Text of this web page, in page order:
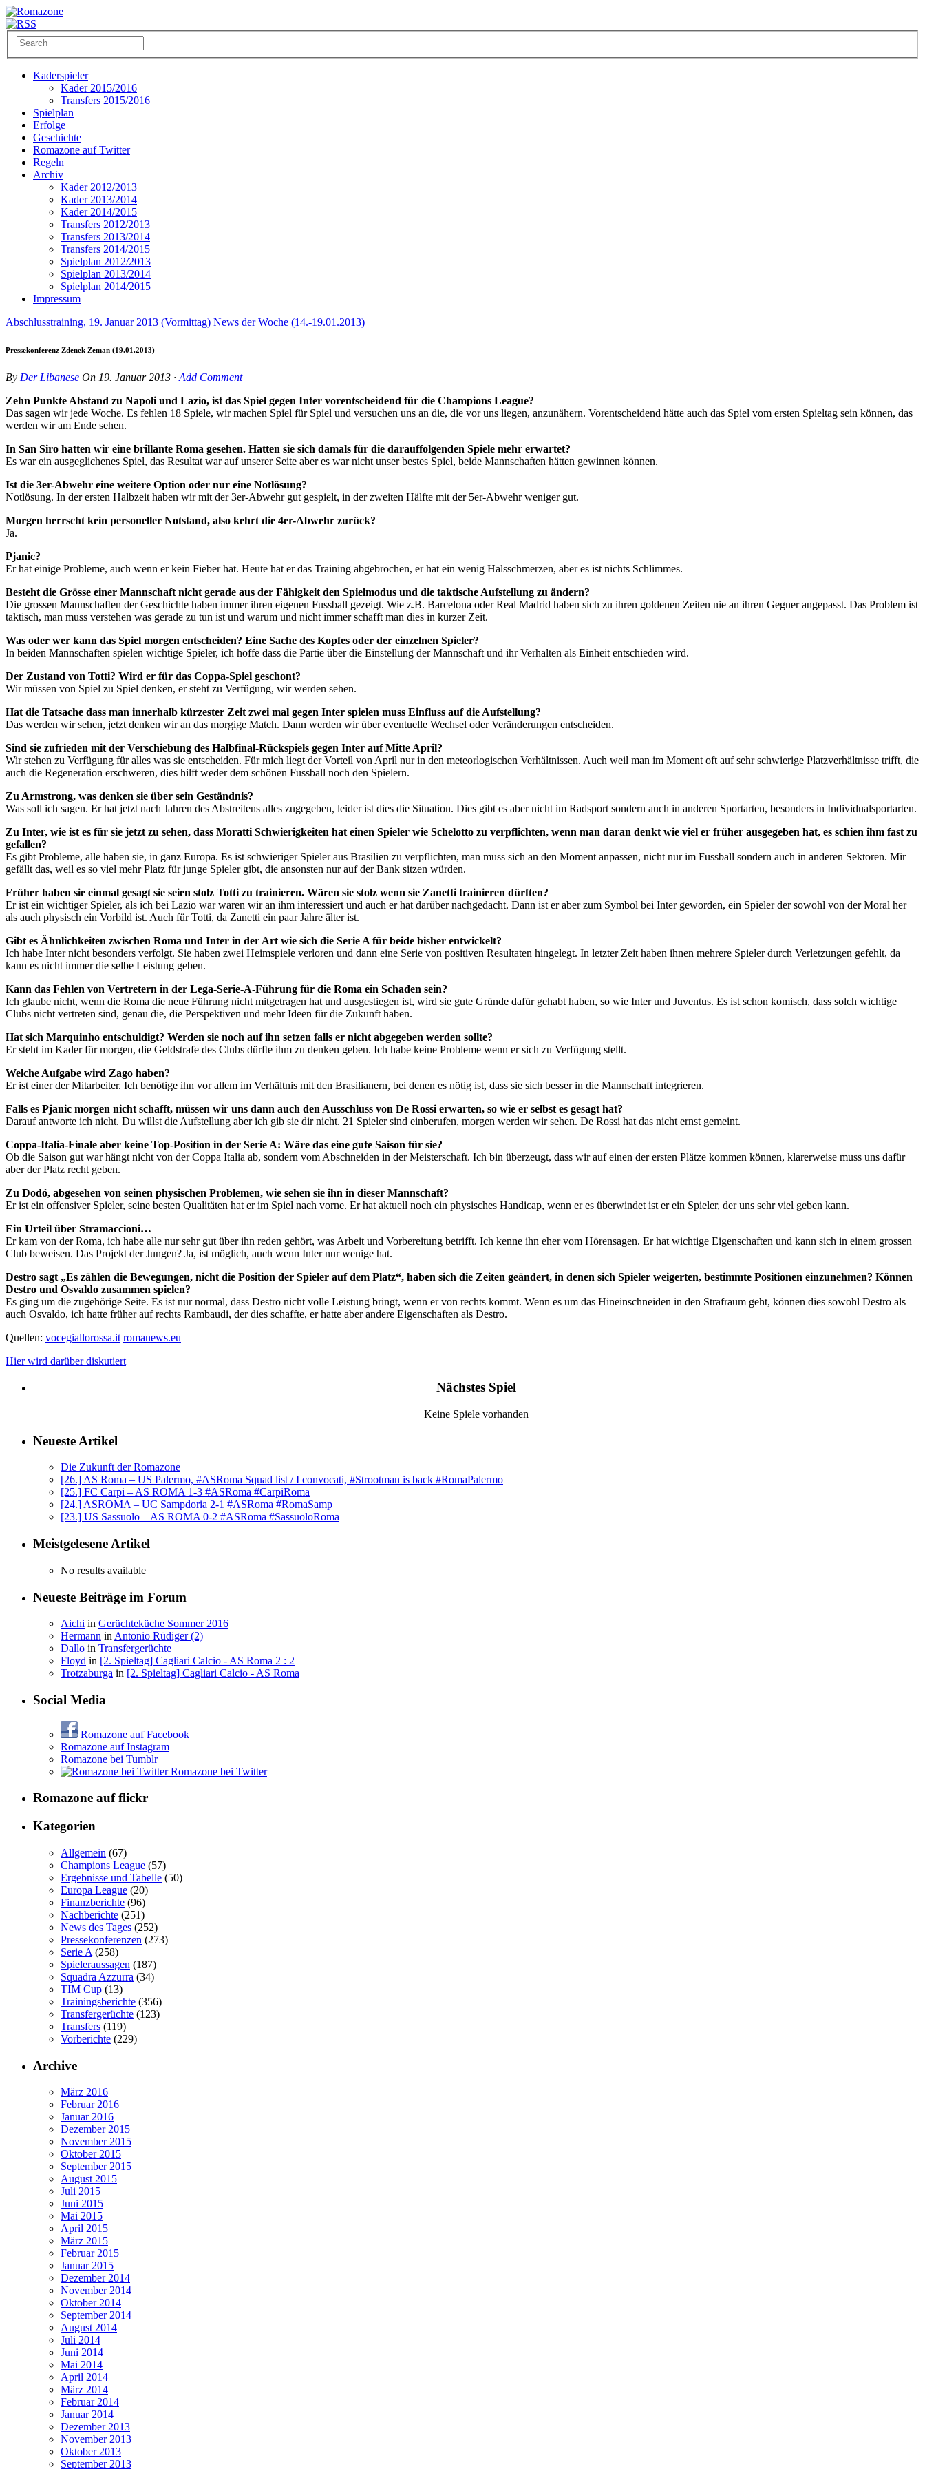
Kaderspieler
Kader 2015/2016
Transfers 2015/2016
Spielplan
Erfolge
Geschichte
Romazone auf Twitter
Regeln
Archiv
Kader 2012/2013
Kader 2013/2014
Kader 2014/2015
Transfers 2012/2013
Transfers 2013/2014
Transfers 2014/2015
Spielplan 2012/2013
Spielplan 2013/2014
Spielplan 2014/2015
Impressum
Abschlusstraining, 19. Januar 2013 (Vormittag) News der Woche (14.-19.01.2013)
Pressekonferenz Zdenek Zeman (19.01.2013)
By Der Libanese On 19. Januar 2013 · Add Comment
Zehn Punkte Abstand zu Napoli und Lazio, ist das Spiel gegen Inter vorentscheidend für die Champions League?
Das sagen wir jede Woche. Es fehlen 18 Spiele, wir machen Spiel für Spiel und versuchen uns an die, die vor uns liegen, anzunähern. Vorentscheidend hätte auch das Spiel vom ersten Spieltag sein können, das
werden wir am Ende sehen.
In San Siro hatten wir eine brillante Roma gesehen. Hatten sie sich damals für die darauffolgenden Spiele mehr erwartet?
Es war ein ausgeglichenes Spiel, das Resultat war auf unserer Seite aber es war nicht unser bestes Spiel, beide Mannschaften hätten gewinnen können.
Ist die 3er-Abwehr eine weitere Option oder nur eine Notlösung?
Notlösung. In der ersten Halbzeit haben wir mit der 3er-Abwehr gut gespielt, in der zweiten Hälfte mit der 5er-Abwehr weniger gut.
Morgen herrscht kein personeller Notstand, also kehrt die 4er-Abwehr zurück?
Ja.
Pjanic?
Er hat einige Probleme, auch wenn er kein Fieber hat. Heute hat er das Training abgebrochen, er hat ein wenig Halsschmerzen, aber es ist nichts Schlimmes.
Besteht die Grösse einer Mannschaft nicht gerade aus der Fähigkeit den Spielmodus und die taktische Aufstellung zu ändern?
Die grossen Mannschaften der Geschichte haben immer ihren eigenen Fussball gezeigt. Wie z.B. Barcelona oder Real Madrid haben sich zu ihren goldenen Zeiten nie an ihren Gegner angepasst. Das Problem ist
taktisch, man muss verstehen was gerade zu tun ist und warum und nicht immer schafft man dies in kurzer Zeit.
Was oder wer kann das Spiel morgen entscheiden? Eine Sache des Kopfes oder der einzelnen Spieler?
In beiden Mannschaften spielen wichtige Spieler, ich hoffe dass die Partie über die Einstellung der Mannschaft und ihr Verhalten als Einheit entschieden wird.
Der Zustand von Totti? Wird er für das Coppa-Spiel geschont?
Wir müssen von Spiel zu Spiel denken, er steht zu Verfügung, wir werden sehen.
Hat die Tatsache dass man innerhalb kürzester Zeit zwei mal gegen Inter spielen muss Einfluss auf die Aufstellung?
Das werden wir sehen, jetzt denken wir an das morgige Match. Dann werden wir über eventuelle Wechsel oder Veränderungen entscheiden.
Sind sie zufrieden mit der Verschiebung des Halbfinal-Rückspiels gegen Inter auf Mitte April?
Wir stehen zu Verfügung für alles was sie entscheiden. Für mich liegt der Vorteil von April nur in den meteorlogischen Verhältnissen. Auch weil man im Moment oft auf sehr schwierige Platzverhältnisse trifft, die
auch die Regeneration erschweren, dies hilft weder dem schönen Fussball noch den Spielern.
Zu Armstrong, was denken sie über sein Geständnis?
Was soll ich sagen. Er hat jetzt nach Jahren des Abstreitens alles zugegeben, leider ist dies die Situation. Dies gibt es aber nicht im Radsport sondern auch in anderen Sportarten, besonders in Individualsportarten.
Zu Inter, wie ist es für sie jetzt zu sehen, dass Moratti Schwierigkeiten hat einen Spieler wie Schelotto zu verpflichten, wenn man daran denkt wie viel er früher ausgegeben hat, es schien ihm fast zu
gefallen?
Es gibt Probleme, alle haben sie, in ganz Europa. Es ist schwieriger Spieler aus Brasilien zu verpflichten, man muss sich an den Moment anpassen, nicht nur im Fussball sondern auch in anderen Sektoren. Mir
gefällt das, weil es so viel mehr Platz für junge Spieler gibt, die ansonsten nur auf der Bank sitzen würden.
Früher haben sie einmal gesagt sie seien stolz Totti zu trainieren. Wären sie stolz wenn sie Zanetti trainieren dürften?
Er ist ein wichtiger Spieler, als ich bei Lazio war waren wir an ihm interessiert und auch er hat darüber nachgedacht. Dann ist er aber zum Symbol bei Inter geworden, ein Spieler der sowohl von der Moral her
als auch physisch ein Vorbild ist. Auch für Totti, da Zanetti ein paar Jahre älter ist.
Gibt es Ähnlichkeiten zwischen Roma und Inter in der Art wie sich die Serie A für beide bisher entwickelt?
Ich habe Inter nicht besonders verfolgt. Sie haben zwei Heimspiele verloren und dann eine Serie von positiven Resultaten hingelegt. In letzter Zeit haben ihnen mehrere Spieler durch Verletzungen gefehlt, da
kann es nicht immer die selbe Leistung geben.
Kann das Fehlen von Vertretern in der Lega-Serie-A-Führung für die Roma ein Schaden sein?
Ich glaube nicht, wenn die Roma die neue Führung nicht mitgetragen hat und ausgestiegen ist, wird sie gute Gründe dafür gehabt haben, so wie Inter und Juventus. Es ist schon komisch, dass solch wichtige
Clubs nicht vertreten sind, genau die, die Perspektiven und mehr Ideen für die Zukunft haben.
Hat sich Marquinho entschuldigt? Werden sie noch auf ihn setzen falls er nicht abgegeben werden sollte?
Er steht im Kader für morgen, die Geldstrafe des Clubs dürfte ihm zu denken geben. Ich habe keine Probleme wenn er sich zu Verfügung stellt.
Welche Aufgabe wird Zago haben?
Er ist einer der Mitarbeiter. Ich benötige ihn vor allem im Verhältnis mit den Brasilianern, bei denen es nötig ist, dass sie sich besser in die Mannschaft integrieren.
Falls es Pjanic morgen nicht schafft, müssen wir uns dann auch den Ausschluss von De Rossi erwarten, so wie er selbst es gesagt hat?
Darauf antworte ich nicht. Du willst die Aufstellung aber ich gib sie dir nicht. 21 Spieler sind einberufen, morgen werden wir sehen. De Rossi hat das nicht ernst gemeint.
Coppa-Italia-Finale aber keine Top-Position in der Serie A: Wäre das eine gute Saison für sie?
Ob die Saison gut war hängt nicht von der Coppa Italia ab, sondern vom Abschneiden in der Meisterschaft. Ich bin überzeugt, dass wir auf einen der ersten Plätze kommen können, klarerweise muss uns dafür
aber der Platz recht geben.
Zu Dodó, abgesehen von seinen physischen Problemen, wie sehen sie ihn in dieser Mannschaft?
Er ist ein offensiver Spieler, seine besten Qualitäten hat er im Spiel nach vorne. Er hat aktuell noch ein physisches Handicap, wenn er es überwindet ist er ein Spieler, der uns sehr viel geben kann.
Ein Urteil über Stramaccioni…
Er kam von der Roma, ich habe alle nur sehr gut über ihn reden gehört, was Arbeit und Vorbereitung betrifft. Ich kenne ihn eher vom Hörensagen. Er hat wichtige Eigenschaften und kann sich in einem grossen
Club beweisen. Das Projekt der Jungen? Ja, ist möglich, auch wenn Inter nur wenige hat.
Destro sagt „Es zählen die Bewegungen, nicht die Position der Spieler auf dem Platz“, haben sich die Zeiten geändert, in denen sich Spieler weigerten, bestimmte Positionen einzunehmen? Können
Destro und Osvaldo zusammen spielen?
Es ging um die zugehörige Seite. Es ist nur normal, dass Destro nicht volle Leistung bringt, wenn er von rechts kommt. Wenn es um das Hineinschneiden in den Strafraum geht, können dies sowohl Destro als
auch Osvaldo, ich hatte früher auf rechts Rambaudi, der dies schaffte, er hatte aber andere Eigenschaften als Destro.
Quellen: vocegiallorossa.it romanews.eu
Hier wird darüber diskutiert
Nächstes Spiel
Keine Spiele vorhanden
Neueste Artikel
Die Zukunft der Romazone
[26.] AS Roma – US Palermo, #ASRoma Squad list / I convocati, #Strootman is back #RomaPalermo
[25.] FC Carpi – AS ROMA 1-3 #ASRoma #CarpiRoma
[24.] ASROMA – UC Sampdoria 2-1 #ASRoma #RomaSamp
[23.] US Sassuolo – AS ROMA 0-2 #ASRoma #SassuoloRoma
Meistgelesene Artikel
No results available
Neueste Beiträge im Forum
Aichi in Gerüchteküche Sommer 2016
Hermann in Antonio Rüdiger (2)
Dallo in Transfergerüchte
Floyd in [2. Spieltag] Cagliari Calcio - AS Roma 2 : 2
Trotzaburga in [2. Spieltag] Cagliari Calcio - AS Roma
Social Media
Romazone auf Facebook
Romazone auf Instagram
Romazone bei Tumblr
Romazone bei Twitter
Romazone aufflickr
Kategorien
Allgemein (67)
Champions League (57)
Ergebnisse und Tabelle (50)
Europa League (20)
Finanzberichte (96)
Nachberichte (251)
News des Tages (252)
Pressekonferenzen (273)
Serie A (258)
Spieleraussagen (187)
Squadra Azzurra (34)
TIM Cup (13)
Trainingsberichte (356)
Transfergerüchte (123)
Transfers (119)
Vorberichte (229)
Archive
März 2016
Februar 2016
Januar 2016
Dezember 2015
November 2015
Oktober 2015
September 2015
August 2015
Juli 2015
Juni 2015
Mai 2015
April 2015
März 2015
Februar 2015
Januar 2015
Dezember 2014
November 2014
Oktober 2014
September 2014
August 2014
Juli 2014
Juni 2014
Mai 2014
April 2014
März 2014
Februar 2014
Januar 2014
Dezember 2013
November 2013
Oktober 2013
September 2013